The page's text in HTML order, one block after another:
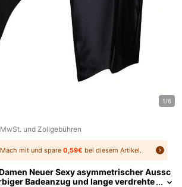
1/6
und Zollgebühren
Mach mit und spare 0,59€ bei diesem Artikel.
Neuer Sexy asymmetrischer Aussc
Badeanzug und lange verdrehte